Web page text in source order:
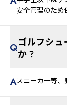
安全管理のため
ゴルフシ
か？
スニーカー等、